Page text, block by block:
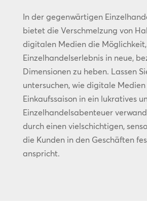
In der gegenwärtigen
bietet die Verschmelzung von
digitalen Medien die
Einzelhandelserlebnis in neue,
Dimensionen zu heben. Lassen
untersuchen, wie digitale
Einkaufssaison in ein lukratives
Einzelhandelsabenteuer
durch einen vielschichtigen,
die Kunden in den Geschäften
anspricht.